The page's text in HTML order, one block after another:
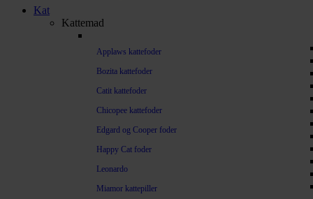
Kat
Kattemad
Applaws kattefoder
Bozita kattefoder
Catit kattefoder
Chicopee kattefoder
Edgard og Cooper foder
Happy Cat foder
Leonardo
Miamor kattepiller